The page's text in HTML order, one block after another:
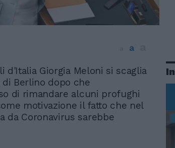
a
d'Italia Giorgia Meloni si scaglia
Berlino dopo che
di rimandare alcuni profughi
motivazione il fatto che nel
da Coronavirus sarebbe